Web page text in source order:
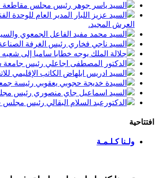
السيد ياسر جوهر رئيس مجلس مقاطعة فاس
السيد عزيز اللبار المدير العام
العرش المجيد.
السيد محمد مفيد الفاعل الجمعوي والسياسي
السيد ناجي فخاري رئيس الغرفة الصناعة
جلالة الملك يوجه خطابا ساميا إلى
الدكتور المصطفى اجاعلي رئيس جامعة
السيد ادريس ابلهاض الكاتب الإقليمي
السيدة خديجة حجوبي يعقوبي رئيسة
السيد اسماعيل جاي منصوري رئيس
الدكتورعبد السلام البقالي رئيس
افتتاحية
ولـنا كـلـمـة